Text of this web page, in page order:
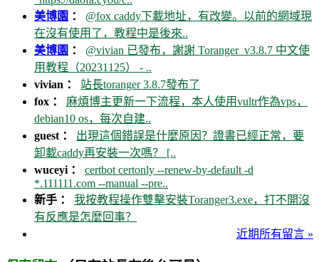
美博園 ： @fox caddy下載地址，有改變。以前的網域現
在沒有使用了，教程中是後來..
美博園 ： @vivian 已發布，謝謝 Toranger_v3.8.7 中文使
用教程（20231125） - ..
vivian ： 站長toranger 3.8.7發布了
fox ： 麻煩博主更新一下流程，本人使用vultr作為vps，
debian10 os，每次自建..
guest ： 出現這個錯誤是什麼原因？證書已經正常，要
卸載caddy再安裝一次嗎？ [..
wuceyi ： certbot certonly --renew-by-default -d
*.111111.com --manual --pre..
新手 ： 我按教程操作雙擊安裝Toranger3.exe，打不開沒
有反應是怎麼回事？
近期所有留言 »